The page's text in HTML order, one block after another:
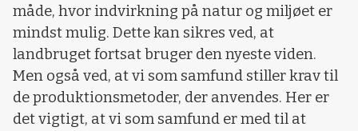
måde, hvor indvirkning på natur og miljøet er
mindst mulig. Dette kan sikres ved, at
landbruget fortsat bruger den nyeste viden.
Men også ved, at vi som samfund stiller krav til
de produktionsmetoder, der anvendes. Her er
det vigtigt, at vi som samfund er med til at